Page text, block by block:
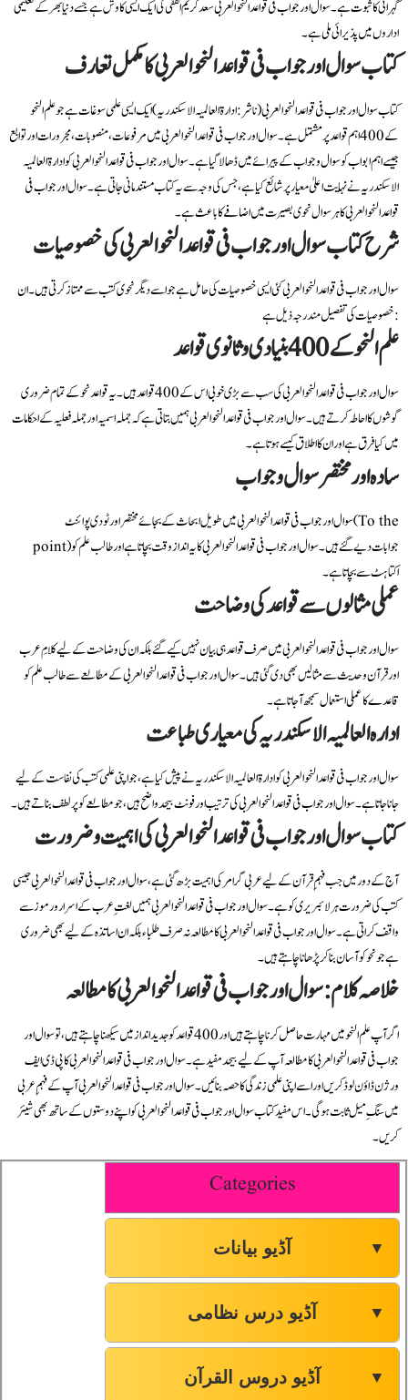
گہرائی کا ثبوت ہے۔ سوال اور جواب فی قواعد النحو العربی سعد کریم الفقی کی ایک ایسی کاوش ہے جسے دنیا بھر کے تعلیمی
اداروں میں پذیرائی ملی ہے۔
کتاب سوال اور جواب فی قواعد النحو العربی کا مکمل تعارف
کتاب سوال اور جواب فی قواعد النحو العربی (ناشر: ادارۃ العالمیہ الاسکندریہ) ایک ایسی علمی سوغات ہے جو علم النحو
کے 400 اہم قواعد پر مشتمل ہے۔ سوال اور جواب فی قواعد النحو العربی میں مرفوعات، منصوبات، مجرورات اور توابع
جیسے اہم ابواب کو سوال و جواب کے پیرائے میں ڈھالا گیا ہے۔ سوال اور جواب فی قواعد النحو العربی کو ادارۃ العالمیہ
الاسکندریہ نے نہایت اعلیٰ معیار پر شائع کیا ہے، جس کی وجہ سے یہ کتاب مستند مانی جاتی ہے۔ سوال اور جواب فی
قواعد النحو العربی کا ہر سوال نحوی بصیرت میں اضافے کا باعث ہے۔
شرح کتاب سوال اور جواب فی قواعد النحو العربی کی خصوصیات
سوال اور جواب فی قواعد النحو العربی کئی ایسی خصوصیات کی حامل ہے جو اسے دیگر نحوی کتب سے ممتاز کرتی ہیں۔ ان
خصوصیات کی تفصیل مندرجہ ذیل ہے:
علم النحو کے 400 بنیادی و ثانوی قواعد
سوال اور جواب فی قواعد النحو العربی کی سب سے بڑی خوبی اس کے 400 قواعد ہیں۔ یہ قواعد نحو کے تمام ضروری
گوشوں کا احاطہ کرتے ہیں۔ سوال اور جواب فی قواعد النحو العربی ہمیں بتاتی ہے کہ جملہ اسمیہ اور جملہ فعلیہ کے احکامات
میں کیا فرق ہے اور ان کا اطلاق کیسے ہوتا ہے۔
سادہ اور مختصر سوال و جواب
سوال اور جواب فی قواعد النحو العربی میں طویل ابحاث کے بجائے مختصر اور ٹو دی پوائنٹ (To the
point) جوابات دیے گئے ہیں۔ سوال اور جواب فی قواعد النحو العربی کا یہ انداز وقت بچاتا ہے اور طالب علم کو
اکتاہٹ سے بچاتا ہے۔
عملی مثالوں سے قواعد کی وضاحت
سوال اور جواب فی قواعد النحو العربی میں صرف قواعد ہی بیان نہیں کیے گئے بلکہ ان کی وضاحت کے لیے کلامِ عرب
اور قرآن و حدیث سے مثالیں بھی دی گئی ہیں۔ سوال اور جواب فی قواعد النحو العربی کے مطالعے سے طالب علم کو
قاعدے کا عملی استعمال سمجھ آ جاتا ہے۔
ادارہ العالمیہ الاسکندریہ کی معیاری طباعت
سوال اور جواب فی قواعد النحو العربی کو ادارۃ العالمیہ الاسکندریہ نے پیش کیا ہے، جو اپنی علمی کتب کی نفاست کے لیے
جانا جاتا ہے۔ سوال اور جواب فی قواعد النحو العربی کی ترتیب اور فونٹ بیحد واضح ہیں، جو مطالعے کو پرلطف بناتے ہیں۔
کتاب سوال اور جواب فی قواعد النحو العربی کی اہمیت و ضرورت
آج کے دور میں جب فہمِ قرآن کے لیے عربی گرامر کی اہمیت بڑھ گئی ہے، سوال اور جواب فی قواعد النحو العربی جیسی
کتب کی ضرورت ہر لائبریری کو ہے۔ سوال اور جواب فی قواعد النحو العربی ہمیں لغتِ عرب کے اسرار و رموز سے
واقف کراتی ہے۔ سوال اور جواب فی قواعد النحو العربی کا مطالعہ نہ صرف طلباء بلکہ ان اساتذہ کے لیے بھی ضروری
ہے جو نحو کو آسان بنا کر پڑھانا چاہتے ہیں۔
خلاصہ کلام: سوال اور جواب فی قواعد النحو العربی کا مطالعہ
اگر آپ علم النحو میں مہارت حاصل کرنا چاہتے ہیں اور 400 قواعد کو جدید انداز میں سیکھنا چاہتے ہیں، تو سوال اور
جواب فی قواعد النحو العربی کا مطالعہ آپ کے لیے بیحد مفید ہے۔ سوال اور جواب فی قواعد النحو العربی کا پی ڈی ایف
ورژن ڈاؤن لوڈ کریں اور اسے اپنی علمی زندگی کا حصہ بنائیں۔ سوال اور جواب فی قواعد النحو العربی آپ کے فہمِ عربی
میں سنگِ میل ثابت ہوگی۔ اس مفید کتاب سوال اور جواب فی قواعد النحو العربی کو اپنے دوستوں کے ساتھ بھی شیئر
کریں۔
Categories
آڈیو بیانات ▼
آڈیو درس نظامی ▼
آڈیو دروس القرآن ▼